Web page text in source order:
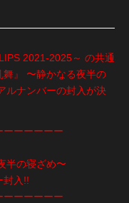
2021-2025～ の共通
』 〜静かなる夜半の
ルナンバーの封入が決
ーーーーーー
半の寝ざめ〜
封入!!
ーーーーーー